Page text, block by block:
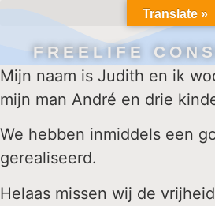
FREELIFE
Mijn naam is Judith en ik
mijn man André en drie
We hebben inmiddels een
gerealiseerd.
Helaas missen wij de
Translate »